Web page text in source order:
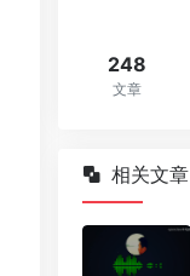
248
文章
相关文章